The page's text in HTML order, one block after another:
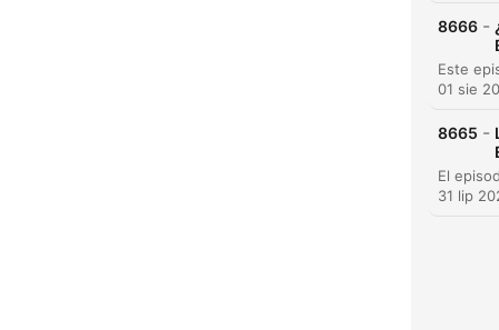
8666 -
01 sie
8665 -
31 lip